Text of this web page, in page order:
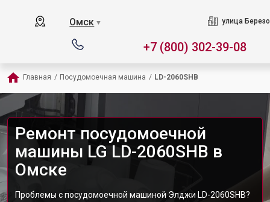
Омск ▼ улица
+7 (800) 302-39-08
Главная / Посудомоечная машина / LD-2060SHB
Ремонт посудомоечной
машины LG LD-2060SHB в
Омске
Проблемы с посудомоечной машиной Элджи LD-2060SHB?